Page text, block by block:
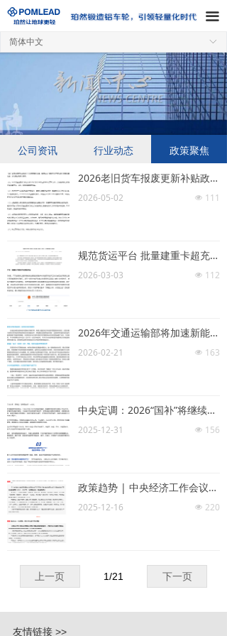
끀
ꀅ
简体中文
2026老旧货车报废更新补贴政策正式发布！| 头条
넶 111
2026-05-02
规范货运平台 批量建重卡超充站 3月起又一批新规将实施！ | 头条
넶 112
2026-03-03
2026年交通运输部将加速新能源商用车规模化推广
넶 163
2026-02-21
中央定调：2026“国补”将继续！| 头条
넶 156
2025-12-31
政策趋势 | 中央经济工作会议定调2026能源方向：“坚持‘双碳’引领，推动全面绿色转型”
넶 220
2025-12-16
上一页 下一页
1/21
公司资讯 行业动态 政策聚焦
友情链接 >>